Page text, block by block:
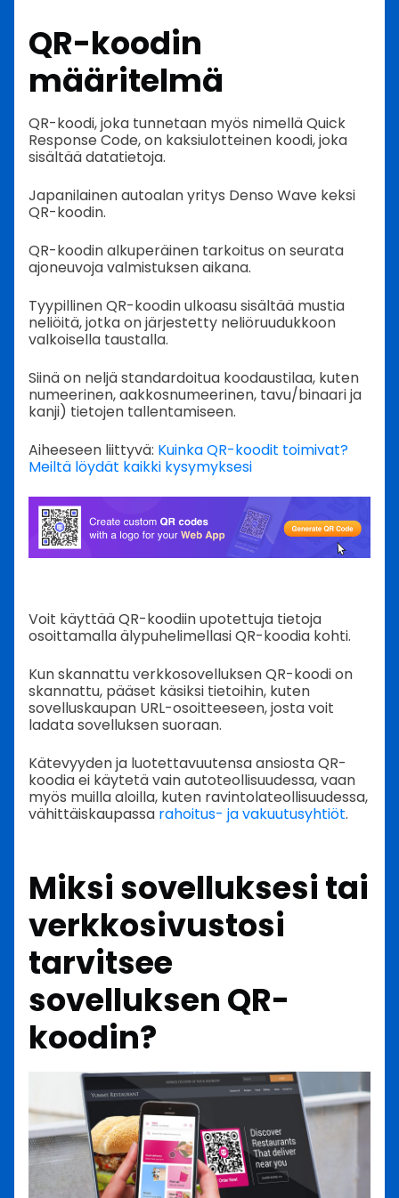
QR-koodin
määritelmä
QR-koodi, joka tunnetaan myös nimellä Quick
Response Code, on kaksiulotteinen koodi, joka
sisältää datatietoja.
Japanilainen autoalan yritys Denso Wave keksi
QR-koodin.
QR-koodin alkuperäinen tarkoitus on seurata
ajoneuvoja valmistuksen aikana.
Tyypillinen QR-koodin ulkoasu sisältää mustia
neliöitä, jotka on järjestetty neliöruudukkoon
valkoisella taustalla.
Siinä on neljä standardoitua koodaustilaa, kuten
numeerinen, aakkosnumeerinen, tavu/binaari ja
kanji) tietojen tallentamiseen.
Aiheeseen liittyvä: Kuinka QR-koodit toimivat?
Meiltä löydät kaikki kysymyksesi
Voit käyttää QR-koodiin upotettuja tietoja
osoittamalla älypuhelimellasi QR-koodia kohti.
Kun skannattu verkkosovelluksen QR-koodi on
skannattu, pääset käsiksi tietoihin, kuten
sovelluskaupan URL-osoitteeseen, josta voit
ladata sovelluksen suoraan.
Kätevyyden ja luotettavuutensa ansiosta QR-
koodia ei käytetä vain autoteollisuudessa, vaan
myös muilla aloilla, kuten ravintolateollisuudessa,
vähittäiskaupassa rahoitus- ja vakuutusyhtiöt.
Miksi sovelluksesi tai
verkkosivustosi
tarvitsee
sovelluksen QR-
koodin?